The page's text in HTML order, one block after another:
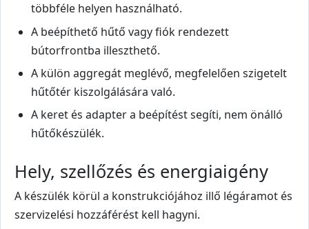
többféle helyen használható.
A beépíthető hűtő vagy fiók rendezett
bútorfrontba illeszthető.
A külön aggregát meglévő, megfelelően szigetelt
hűtőtér kiszolgálására való.
A keret és adapter a beépítést segíti, nem önálló
hűtőkészülék.
Hely, szellőzés és energiaigény
A készülék körül a konstrukciójához illő légáramot és
szervizelési hozzáférést kell hagyni.